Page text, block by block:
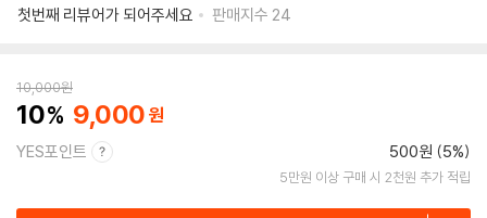
첫번째 리뷰어가 되어주세요
판매지수 24
10,000원
10 9,000
YES포인트 500원 (5%)
5만원 이상 구매 시 2천원 추가 적립